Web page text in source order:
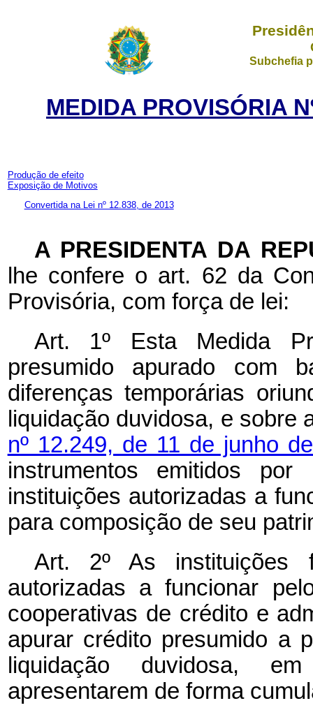
Subchefia
MEDIDA PROVISÓRIA
Produção de efeito
Exposição de Motivos
Convertida na Lei nº 12.838, de 2013
A PRESIDENTA DA
lhe confere o art. 62 da
Provisória, com força de lei:
Art. 1º Esta Medida
presumido apurado com
diferenças temporárias
liquidação duvidosa, e
nº 12.249, de 11 de junho
instrumentos emitidos
instituições autorizadas a
para composição de seu
Art. 2º As instituições
autorizadas a funcionar
cooperativas de crédito e
apurar crédito presumido a
liquidação duvidosa,
apresentarem de forma